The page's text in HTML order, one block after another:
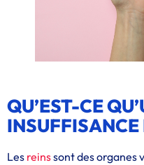
QU’EST-CE
INSUFFISANCE
Les reinssont des organes